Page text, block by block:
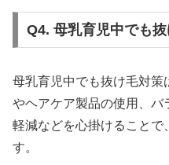
Q4. 母乳育児中でも
母乳育児中でも抜け毛対策
やヘアケア製品の使用、
軽減などを心掛けることで
す。